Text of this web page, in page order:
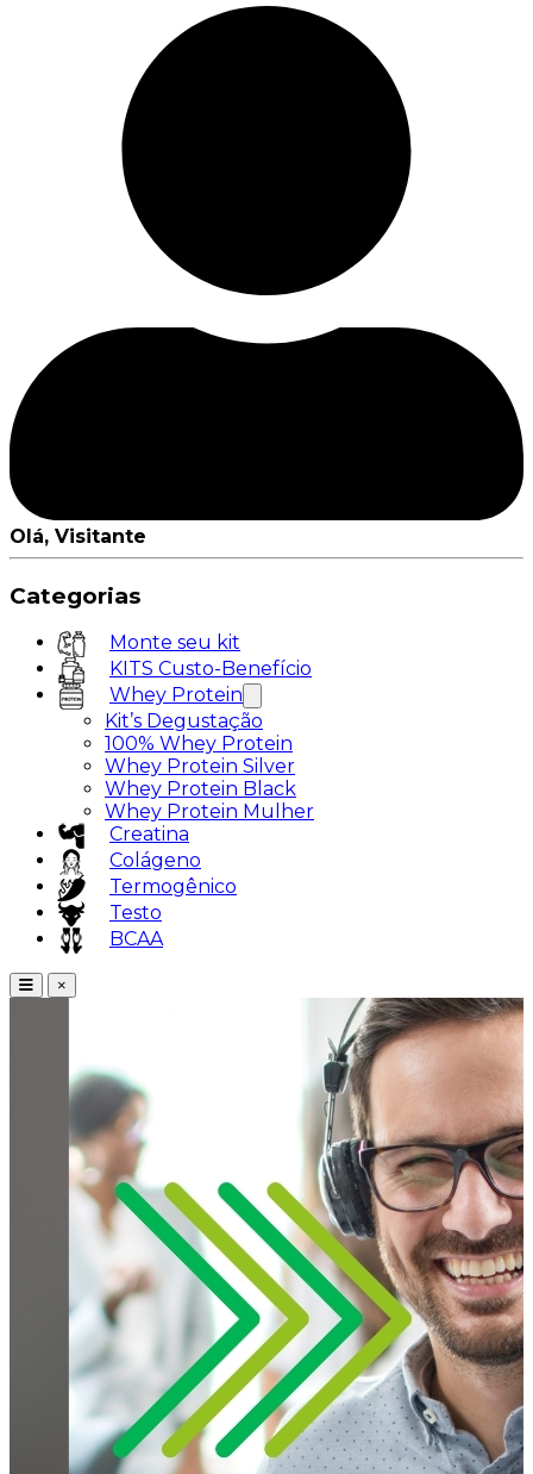
Olá, Visitante
Categorias
Monte seu kit
KITS Custo-Benefício
Whey Protein
Kit’s Degustação
100% Whey Protein
Whey Protein Silver
Whey Protein Black
Whey Protein Mulher
Creatina
Colágeno
Termogênico
Testo
BCAA
×